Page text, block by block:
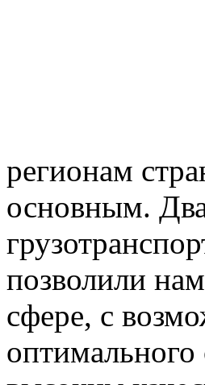
регионам
основным.
позволили
сфере, с
оптимального